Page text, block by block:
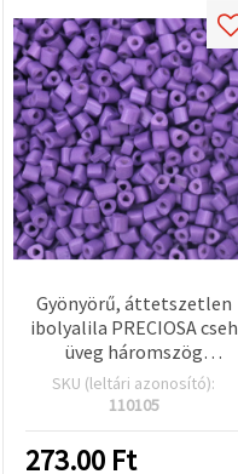
Gyönyörű, áttetszetlen
ibolyalila PRECIOSA cseh
üveg háromszög
gyöngyök, 4 mm,
háromszög alakú furat: 1
ékszerkészítéshez,
SKU (leltári azonosító):
110105
273.00 Ft